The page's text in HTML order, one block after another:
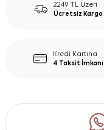
2249 TL Üzeri
Ücretsiz Kargo
Kredi Kartına
4 Taksit İmkanı